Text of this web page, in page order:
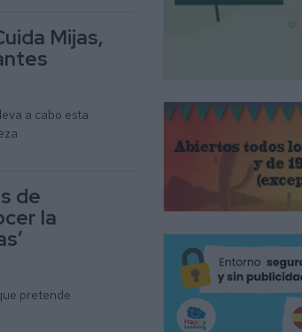
Mijas,
a cabo esta
de
la
pretende